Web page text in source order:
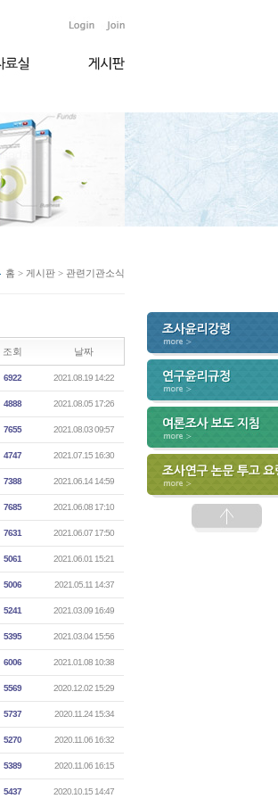
홈 > 게시판 > 관련기관소식
조회 날짜
6922 2021.08.19 14:22
4888 2021.08.05 17:26
7655 2021.08.03 09:57
4747 2021.07.15 16:30
7388 2021.06.14 14:59
7685 2021.06.08 17:10
7631 2021.06.07 17:50
5061 2021.06.01 15:21
5006 2021.05.11 14:37
5241 2021.03.09 16:49
5395 2021.03.04 15:56
6006 2021.01.08 10:38
5569 2020.12.02 15:29
5737 2020.11.24 15:34
5270 2020.11.06 16:32
5389 2020.11.06 16:15
5437 2020.10.15 14:47